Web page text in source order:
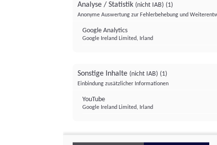
Analyse / Statistik (nicht IAB) (1)
Anonyme Auswertung zur Fehlerbehebung und
Google Analytics
Google Ireland Limited, Irland
Sonstige Inhalte (nicht IAB) (1)
Einbindung zusätzlicher Informationen
YouTube
Google Ireland Limited, Irland